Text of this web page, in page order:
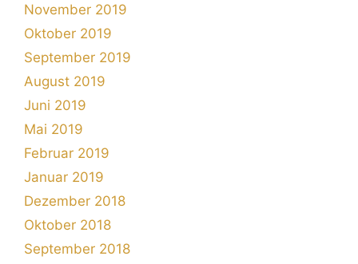
November 2019
Oktober 2019
September 2019
August 2019
Juni 2019
Mai 2019
Februar 2019
Januar 2019
Dezember 2018
Oktober 2018
September 2018